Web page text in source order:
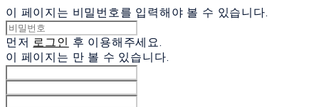
이 페이지는 비밀번호를 입력해야 볼 수 있습니다.
먼저 로그인 후 이용해주세요.
이 페이지는 만 볼 수 있습니다.